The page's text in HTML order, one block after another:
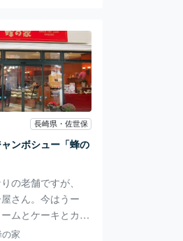
の神器といわれる
、懐中時計を身に
丸山公園前交番
で街の安全を守っ
園を中心にして、
なっているので、
しめる気がします
お洒落なのも、長
す。 長
長崎県・佐世保
ンボシュー「蜂の
の老舗ですが、
さん。今はうー
ムとケーキとカレ
るレストランで
家